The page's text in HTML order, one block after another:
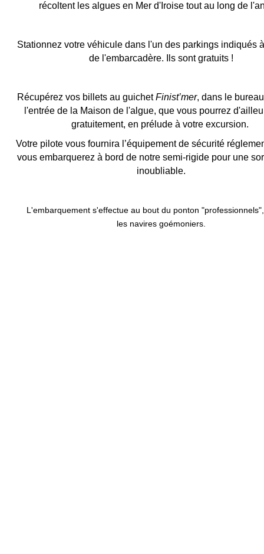
récoltent les algues en Mer d'Iroise tout au long de
Stationnez votre véhicule dans l'un des parkings indiqués
de l'embarcadère. Ils sont gratuits !
Récupérez vos billets au guichetFinist’mer, dans le
l'entrée de la Maison de l'algue, que vous pourrez
gratuitement, en prélude à votre excursion.
Votre pilote vous fournira l’équipement de sécurité
vous embarquerez à bord de notre semi-rigide pour une
inoubliable.
L'embarquement s'effectue au bout du ponton
les navires goémoniers.